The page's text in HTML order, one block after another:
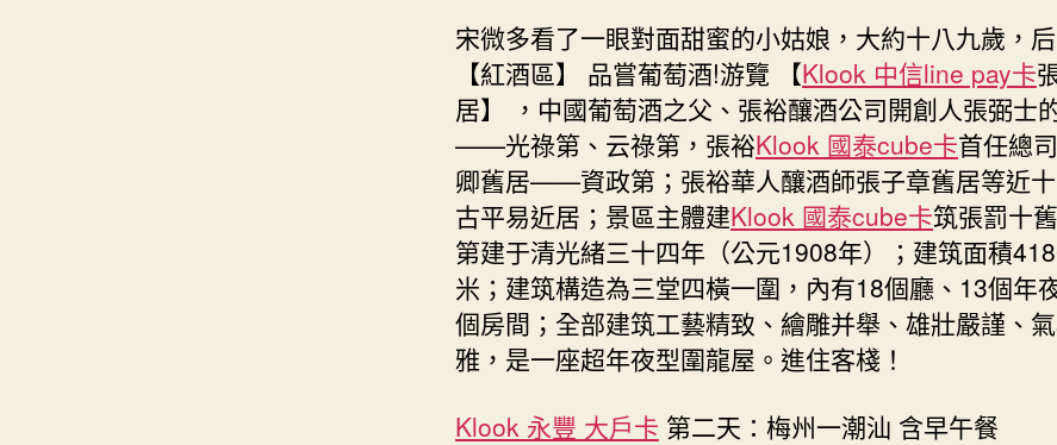
宋微多看了一眼對面甜蜜的小姑娘，大約十八九歲，
【紅酒區】 品嘗葡萄酒!游覽 【Klook 中信line pay卡
居】 ，中國葡萄酒之父、張裕釀酒公司開創人張弼士
——光祿第、云祿第，張裕Klook 國泰cube卡首任總
卿舊居——資政第；張裕華人釀酒師張子章舊居等近
古平易近居；景區主體建Klook 國泰cube卡筑張罰十
第建于清光緒三十四年（公元1908年）；建筑面積
米；建筑構造為三堂四橫一圍，內有18個廳、13個年
個房間；全部建筑工藝精致、繪雕并舉、雄壯嚴謹、
雅，是一座超年夜型圍龍屋。進住客棧！
Klook 永豐 大戶卡 第二天：梅州一潮汕 含早午餐